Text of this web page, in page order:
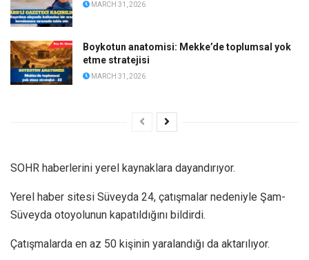
MARCH 31, 2026
Boykotun anatomisi: Mekke’de toplumsal yok
etme stratejisi
MARCH 31, 2026
SOHR haberlerini yerel kaynaklara dayandırıyor.
Yerel haber sitesi Süveyda 24, çatışmalar nedeniyle Şam-
Süveyda otoyolunun kapatıldığını bildirdi.
Çatışmalarda en az 50 kişinin yaralandığı da aktarılıyor.